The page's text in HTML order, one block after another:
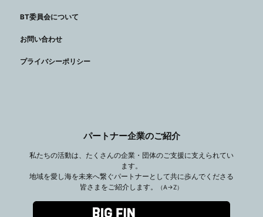
BT委員会について
お問い合わせ
プライバシーポリシー
パートナー企業のご紹介
私たちの活動は、たくさんの企業・団体のご支援に支えられてい
ます。
地域を愛し海を未来へ繋ぐパートナーとして共に歩んでくださる
皆さまをご紹介します。
（A→Z）